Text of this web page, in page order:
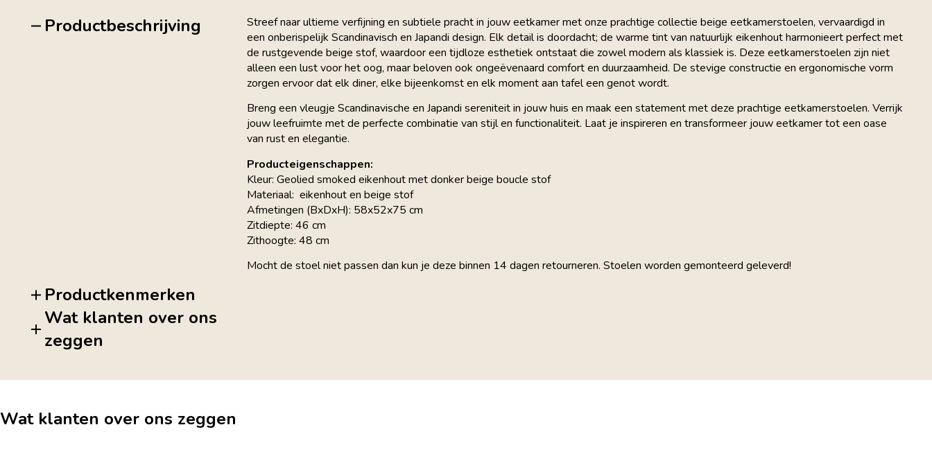
Productbeschrijving
Streef naar ultieme verfijning en subtiele pracht in jouw eetkamer met onze prachtige collectie beige eetkamerstoelen, vervaardigd in
een onberispelijk Scandinavisch en Japandi design. Elk detail is doordacht; de warme tint van natuurlijk eikenhout harmonieert perfect met
de rustgevende beige stof, waardoor een tijdloze esthetiek ontstaat die zowel modern als klassiek is. Deze eetkamerstoelen zijn niet
alleen een lust voor het oog, maar beloven ook ongeëvenaard comfort en duurzaamheid. De stevige constructie en ergonomische vorm
zorgen ervoor dat elk diner, elke bijeenkomst en elk moment aan tafel een genot wordt.
Breng een vleugje Scandinavische en Japandi sereniteit in jouw huis en maak een statement met deze prachtige eetkamerstoelen. Verrijk
jouw leefruimte met de perfecte combinatie van stijl en functionaliteit. Laat je inspireren en transformeer jouw eetkamer tot een oase
van rust en elegantie.
Producteigenschappen:
Kleur: Geolied smoked eikenhout met donker beige boucle stof
Materiaal: eikenhout en beige stof
Afmetingen (BxDxH): 58x52x75 cm
Zitdiepte: 46 cm
Zithoogte: 48 cm
Mocht de stoel niet passen dan kun je deze binnen 14 dagen retourneren. Stoelen worden gemonteerd geleverd!
Productkenmerken
Wat klanten over ons
zeggen
Wat klanten over ons zeggen